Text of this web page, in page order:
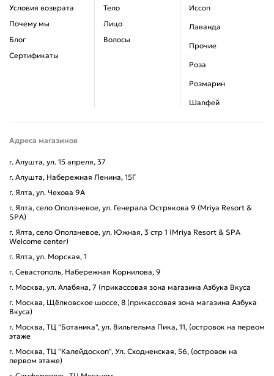
Условия возврата
Почему мы
Блог
Сертификаты
Тело
Лицо
Волосы
Иссоп
Лаванда
Прочие
Роза
Розмарин
Шалфей
Адреса магазинов
г. Алушта, ул. 15 апреля, 37
г. Алушта, Набережная Ленина, 15Г
г. Ялта, ул. Чехова 9А
г. Ялта, село Оползневое, ул. Генерала Острякова 9 (Mriya Resort &
SPA)
г. Ялта, село Оползневое, ул. Южная, 3 стр 1 (Mriya Resort & SPA
Welcome center)
г. Ялта, ул. Морская, 1
г. Севастополь, Набережная Корнилова, 9
г. Москва, ул. Алабяна, 7 (прикассовая зона магазина Азбука Вкуса
г. Москва, Щёлковское шоссе, 8 (прикассовая зона магазина Азбука
Вкуса)
г. Москва, ТЦ "Ботаника", ул. Вильгельма Пика, 11, (островок на первом
этаже
г. Москва, ТЦ "Калейдоскоп", Ул. Сходненская, 56, (островок на
первом этаже)